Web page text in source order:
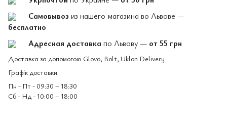
Самовывоз из нашего магазина во Львове —
бесплатно
Адресная доставка по Львову — от 55 грн
Доставка за допомогою Glovo, Bolt, Uklon Delivery
Графік доставки
Пн - Пт - 09:30 – 18:30
Сб - Нд - 10:00 – 18:00